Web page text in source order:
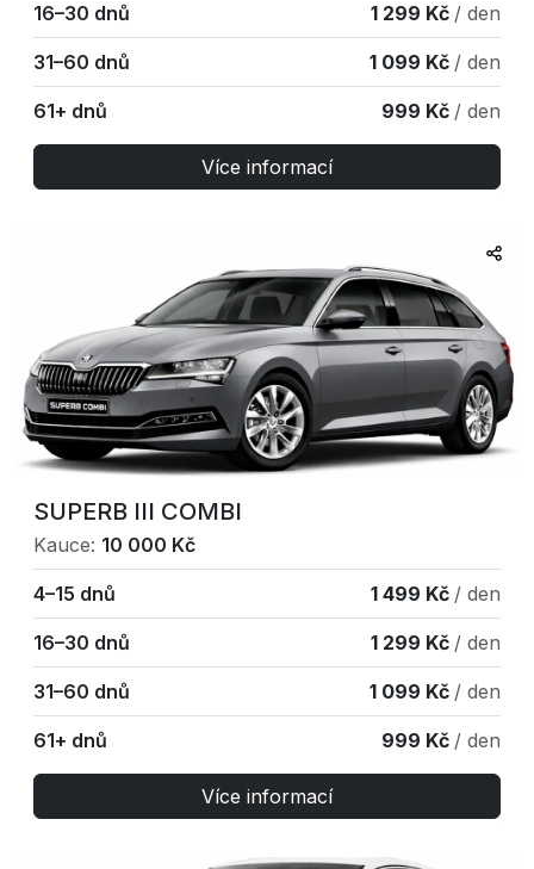
16–30 dnů 1 299 Kč / den
31–60 dnů 1 099 Kč / den
61+ dnů 999 Kč / den
Více informací
SUPERB III COMBI
Kauce: 10 000 Kč
4–15 dnů 1 499 Kč / den
16–30 dnů 1 299 Kč / den
31–60 dnů 1 099 Kč / den
61+ dnů 999 Kč / den
Více informací